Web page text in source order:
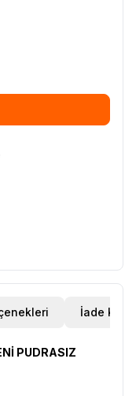
İade
PUDRASIZ